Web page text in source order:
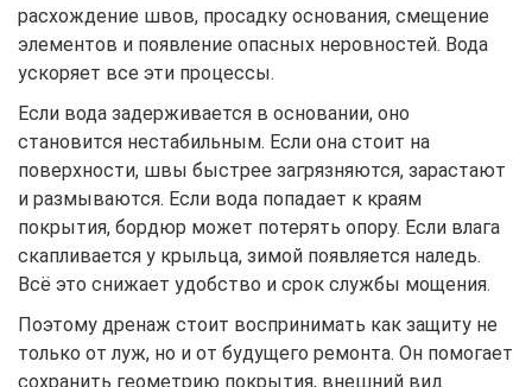
расхождение швов, просадку основания, смещение
элементов и появление опасных неровностей. Вода
ускоряет все эти процессы.
Если вода задерживается в основании, оно
становится нестабильным. Если она стоит на
поверхности, швы быстрее загрязняются, зарастают
и размываются. Если вода попадает к краям
покрытия, бордюр может потерять опору. Если влага
скапливается у крыльца, зимой появляется наледь.
Всё это снижает удобство и срок службы мощения.
Поэтому дренаж стоит воспринимать как защиту не
только от луж, но и от будущего ремонта. Он помогает
сохранить геометрию покрытия, внешний вид